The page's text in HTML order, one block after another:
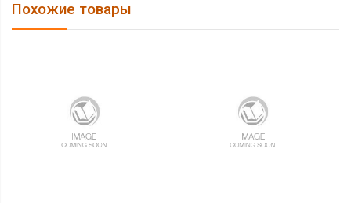
Похожие товары